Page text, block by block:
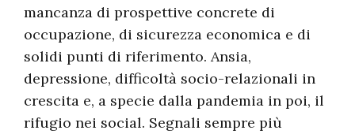
mancanza di prospettive concrete di
occupazione, di sicurezza economica e di
solidi punti di riferimento. Ansia,
depressione, difficoltà socio-relazionali in
crescita e, a specie dalla pandemia in poi, il
rifugio nei social. Segnali sempre più